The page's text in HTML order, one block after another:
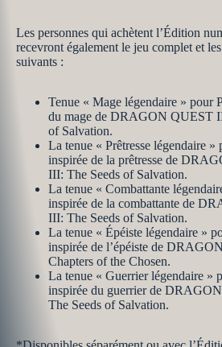
Les personnes qui achètent l’Édition
recevront également le jeu complet et
suivants :
Tenue « Mage légendaire » pour
du mage de DRAGON QUEST
of Salvation.
La tenue « Prêtresse légendaire »
inspirée de la prêtresse de
III: The Seeds of Salvation.
La tenue « Combattante
inspirée de la combattante de
III: The Seeds of Salvation.
La tenue « Épéiste légendaire »
inspirée de l’épéiste de
Chapters of the Chosen.
La tenue « Guerrier légendaire »
inspirée du guerrier de
The Seeds of Salvation.